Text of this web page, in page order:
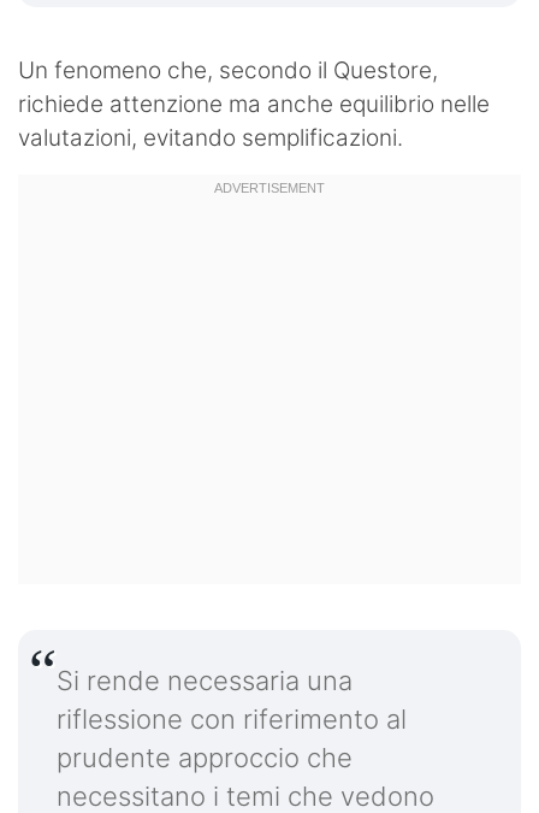
Un fenomeno che, secondo il Questore,
richiede attenzione ma anche equilibrio nelle
valutazioni, evitando semplificazioni.
Si rende necessaria una
riflessione con riferimento al
prudente approccio che
necessitano i temi che vedono